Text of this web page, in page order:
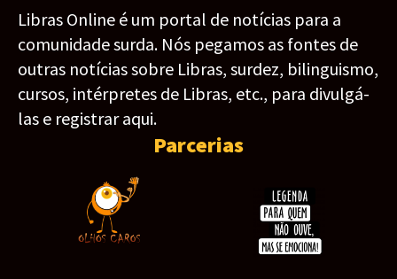
Libras Online é um portal de notícias para a
comunidade surda. Nós pegamos as fontes de
outras notícias sobre Libras, surdez, bilinguismo,
cursos, intérpretes de Libras, etc., para divulgá-
las e registrar aqui.
Parcerias